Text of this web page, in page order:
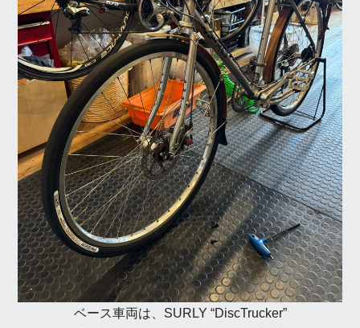
ベース車両は、SURLY “DiscTrucker”